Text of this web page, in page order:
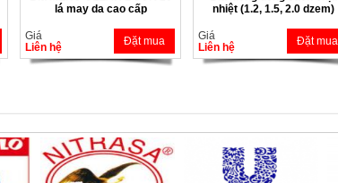
lá may da cao cấp
Giá
Liên hệ
Đặt mua
nhiệt (1.2, 1.5, 2.0 dzem)
Giá
Liên hệ
Đặt mua